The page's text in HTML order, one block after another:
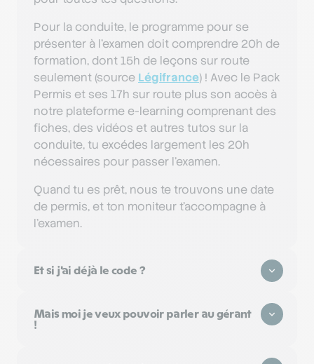
Pour la conduite, le programme pour se
présenter à l'examen doit comprendre 20h de
formation, dont 15h de leçons sur route
seulement (source Légifrance) ! Avec le Pack
Permis et ses 17h sur route plus son accès à
notre plateforme e-learning comprenant des
fiches, des vidéos et autres tutos sur la
conduite, tu excédes largement les 20h
nécessaires pour passer l'examen.
Quand tu es prêt, nous te trouvons une date
de permis, et ton moniteur t'accompagne à
l'examen.
Et si j'ai déjà le code ?
Mais moi je veux pouvoir parler au gérant
!